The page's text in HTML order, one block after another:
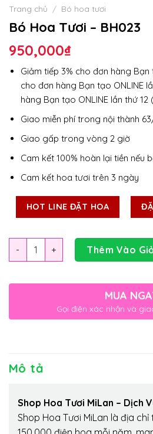
Trang chủ / Bó hoa tươi
Bó Hoa Tươi – BH023
950,000₫
Giảm tiếp 3% cho đơn hàng Bạn
cho đơn hàng Bạn tạo ONLINE
hàng Bạn tạo ONLINE lần thứ
Giao miễn phí trong nội thành
Giao gấp trong vòng 2 giờ
Cam kết 100% hoàn lại tiền nếu
Cam kết hoa tươi trên 3 ngày
HOT LINE ĐẶT HOA
Số lượng Thêm Vào
MUA
Gọi điện xác nhận và
Mô tả
Shop Hoa Tươi MiLan – Dịch
Shop Hoa Tươi MiLan là địa